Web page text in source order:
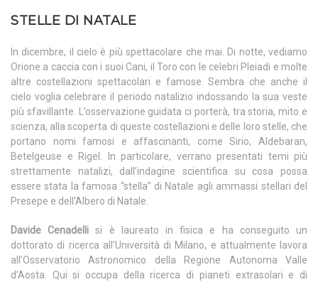
STELLE DI NATALE
In dicembre, il cielo è più spettacolare che mai. Di notte, vediamo
Orione a caccia con i suoi Cani, il Toro con le celebri Pleiadi e molte
altre costellazioni spettacolari e famose. Sembra che anche il
cielo voglia celebrare il periodo natalizio indossando la sua veste
più sfavillante. L’osservazione guidata ci porterà, tra storia, mito e
scienza, alla scoperta di queste costellazioni e delle loro stelle, che
portano nomi famosi e affascinanti, come Sirio, Aldebaran,
Betelgeuse e Rigel. In particolare, verrano presentati temi più
strettamente natalizi, dall’indagine scientifica su cosa possa
essere stata la famosa “stella” di Natale agli ammassi stellari del
Presepe e dell’Albero di Natale.
Davide Cenadellisi è laureato in fisica e ha conseguito un
dottorato di ricerca all’Università di Milano, e attualmente lavora
all’Osservatorio Astronomico della Regione Autonoma Valle
d’Aosta. Qui si occupa della ricerca di pianeti extrasolari e di